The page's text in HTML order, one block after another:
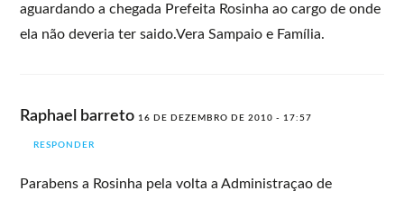
aguardando a chegada Prefeita Rosinha ao cargo de onde
ela não deveria ter saido.Vera Sampaio e Família.
Raphael barreto 16 DE DEZEMBRO DE 2010 - 17:57
RESPONDER
Parabens a Rosinha pela volta a Administraçao de